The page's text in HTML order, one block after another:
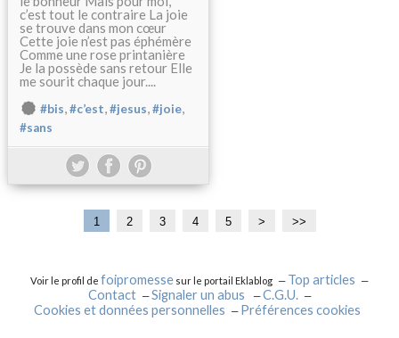
c’est tout le contraire La joie
se trouve dans mon cœur
Cette joie n’est pas éphémère
Comme une rose printanière
Je la possède sans retour Elle
me sourit chaque jour....
#bis,#c’est,#jesus,#joie,
#sans
1 2 3 4 5 > >>
Voir le profil de foipromesse sur le portail Eklablog
Top articles
Contact
Signaler un abus
C.G.U.
Cookies et données personnelles
Préférences cookies